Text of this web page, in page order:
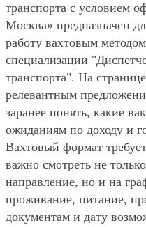
транспорта с условием
Москва» предназначен
работу вахтовым
специализации
транспорта". На
релевантным
заранее понять, какие
ожиданиям по доходу и
Вахтовый формат
важно смотреть не
направление, но и на
проживание, питание,
документам и дату